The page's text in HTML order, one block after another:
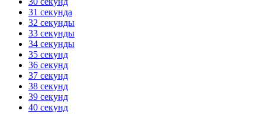
31 секунда
32 секунды
33 секунды
34 секунды
35 секунд
36 секунд
37 секунд
38 секунд
39 секунд
40 секунд